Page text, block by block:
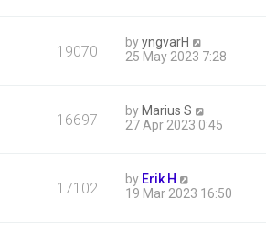
19070 byyngvarH
25 May 2023 7:28
16697 by Marius S
27 Apr 2023 0:45
17102 by Erik H
19 Mar 2023 16:50